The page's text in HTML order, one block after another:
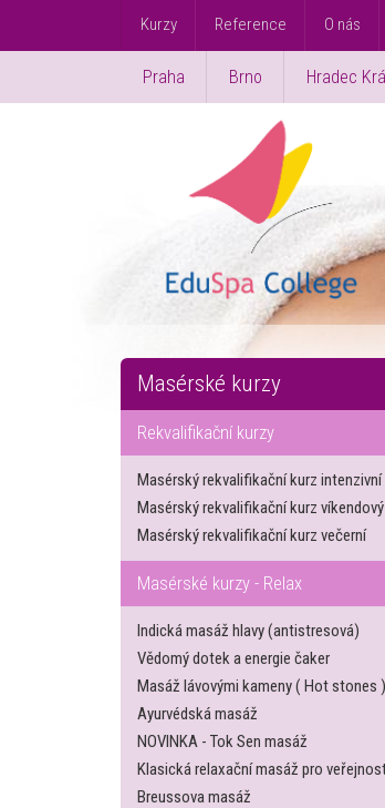
Kurzy Reference O nás
Praha Brno Hradec
Masérské kurzy
Rekvalifikační kurzy
Masérský rekvalifikační kurz intenzivní
Masérský rekvalifikační kurz víkendový
Masérský rekvalifikační kurz večerní
Masérské kurzy - Relax
Indická masáž hlavy (antistresová)
Vědomý dotek a energie čaker
Masáž lávovými kameny ( Hot stones )
Ayurvédská masáž
NOVINKA - Tok Sen masáž
Klasická relaxační masáž pro
Breussova masáž